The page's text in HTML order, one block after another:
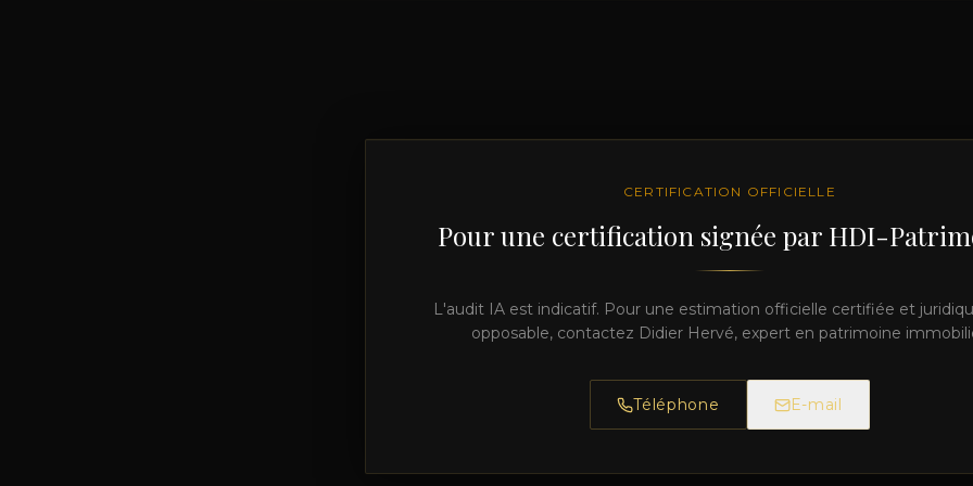
CERTIFICATION OFFICIELLE
Pour une certification signée par HDI-
L'audit IA est indicatif. Pour une estimation officielle certifiée et
opposable, contactez Didier Hervé, expert en patrimoine
Téléphone E-mail